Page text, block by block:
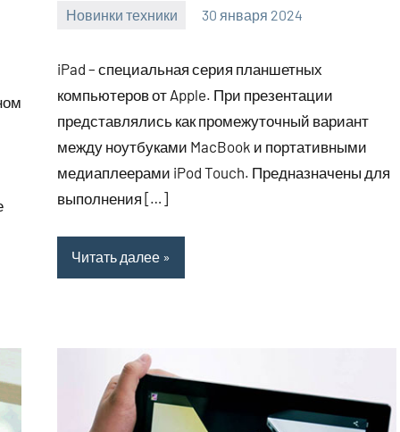
Новинки техники 30 января 2024
iPad – специальная серия планшетных
компьютеров от Apple. При презентации
представлялись как промежуточный вариант
между ноутбуками MacBook и портативными
медиаплеерами iPod Touch. Предназначены для
выполнения […]
Читать далее